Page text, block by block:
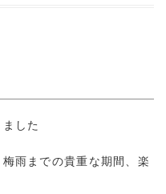
した
雨までの貴重な期間、楽